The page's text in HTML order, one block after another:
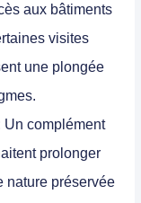
aux bâtiments
visites
une plongée
Un complément
prolonger
nature préservée